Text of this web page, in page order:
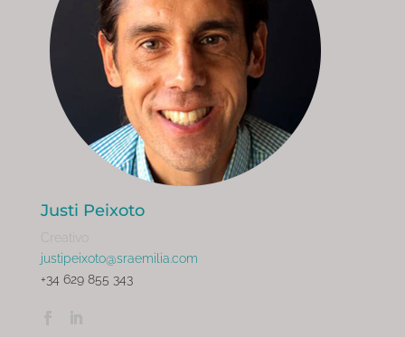
Justi Peixoto
Creativo
justipeixoto@sraemilia.com
+34 629 855 343